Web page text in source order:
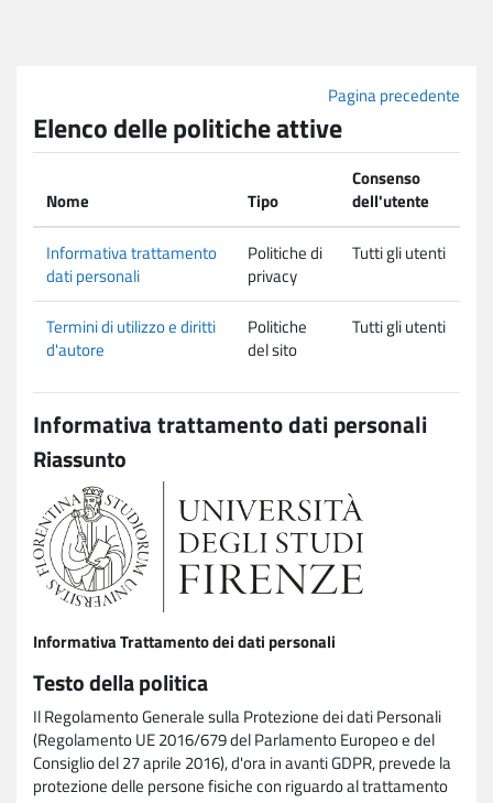
Pagina precedente
Elenco delle politiche attive
Nome Tipo
Consenso
dell'utente
Informativa trattamento
dati personali
Politiche di
privacy
Tutti gli utenti
Termini di utilizzo e diritti
d'autore
Politiche
del sito
Tutti gli utenti
Informativa trattamento dati personali
Riassunto
Informativa Trattamento dei dati personali
Testo della politica
Il Regolamento Generale sulla Protezione dei dati Personali
(Regolamento UE 2016/679 del Parlamento Europeo e del
Consiglio del 27 aprile 2016), d'ora in avanti GDPR, prevede la
protezione delle persone fisiche con riguardo al trattamento